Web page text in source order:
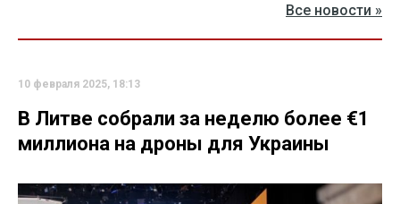
Все новости »
10 февраля 2025, 18:13
В Литве собрали за неделю более €1
миллиона на дроны для Украины